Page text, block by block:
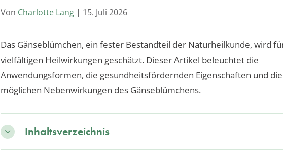
Von Charlotte Lang | 15. Juli 2026
Das Gänseblümchen, ein fester Bestandteil der Naturheilkunde, wird
vielfältigen Heilwirkungen geschätzt. Dieser Artikel beleuchtet die
Anwendungsformen, die gesundheitsfördernden Eigenschaften und die
möglichen Nebenwirkungen des Gänseblümchens.
Inhaltsverzeichnis